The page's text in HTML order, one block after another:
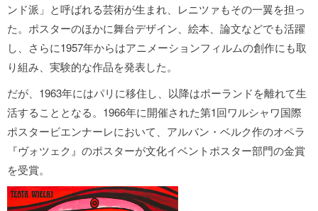
ンド派」と呼ばれる芸術が生まれ、レニツァもその一翼を担っ
た。ポスターのほかに舞台デザイン、絵本、論文などでも活躍
し、さらに1957年からはアニメーションフィルムの創作にも取
り組み、実験的な作品を発表した。
だが、1963年にはパリに移住し、以降はポーランドを離れて生
活することとなる。1966年に開催された第1回ワルシャワ国際
ポスタービエンナーレにおいて、アルバン・ベルク作のオペラ
『ヴォツェク』のポスターが文化イベントポスター部門の金賞
を受賞。